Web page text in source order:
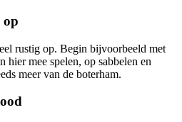
op
rustig op. Begin bijvoorbeeld met
hier mee spelen, op sabbelen en
meer van de boterham.